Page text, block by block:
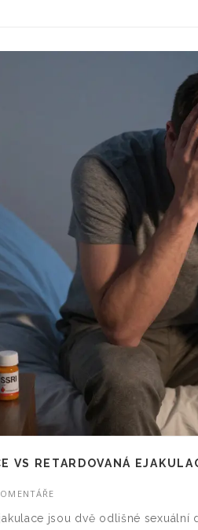
VS RETARDOVANÁ
jsou dvě odlišné